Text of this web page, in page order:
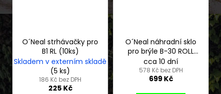
O´Neal strhávačky pro
B1 RL (10ks)
Skladem v externím skladě
(5 ks)
186 Kč bez DPH
225 Kč
O´Neal náhradní sklo
pro brýle B-30 ROLL
OFF čiré
cca 10 dní
578 Kč bez DPH
699 Kč